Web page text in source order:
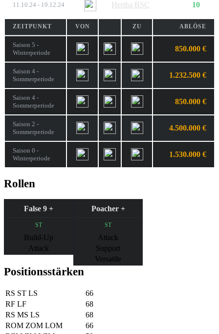
11.10.24 - 19.12.24 Hertha BSC 10
ZEITPUNKT VON ZU ABLÖSE
Saison 5 -
Winterperiode
850.000 €
Saison 4 -
Sommerperiode
1.232.500 €
Saison 4 -
Sommerperiode
850.000 €
Saison 2 -
Sommerperiode
4.500.000 €
Saison 0 -
Winterperiode
1.530.000 €
Rollen
False 9 +
ST
Build-Up
Attack
Poacher +
ST
Attack
Support
Versatile
Positionsstärken
RS ST LS
66
RF LF
68
RS MS LS
68
ROM ZOM LOM
66